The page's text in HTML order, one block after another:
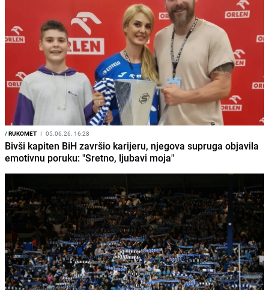
/RUKOMET I 05.06.26. 16:28
Bivši kapiten BiH završio karijeru, njegova supruga objavila
emotivnu poruku: "Sretno, ljubavi moja"